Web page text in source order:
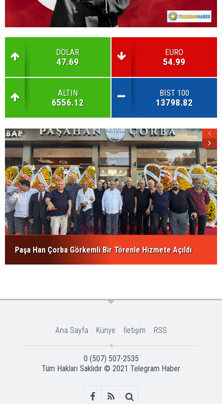
DOLAR
47.69
EURO
54.99
ALTIN
6556.12
BIST 100
13798.82
Paşa Han Çorba Görkemli Bir Törenle Hizmete Açıldı
Ana Sayfa Künye İletişim RSS
0 (507) 507-2535
Tüm Hakları Saklıdır © 2021 Telegram Haber